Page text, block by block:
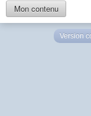
Mon contenu
Version